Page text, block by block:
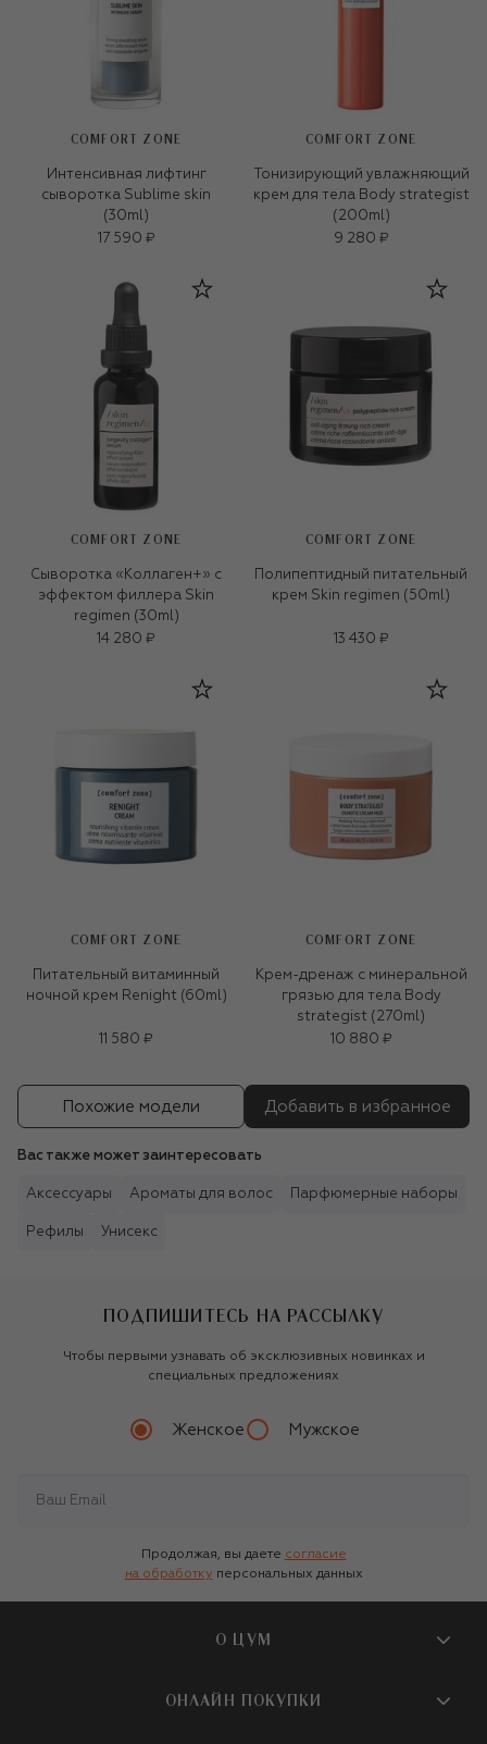
COMFORT ZONE
Интенсивная лифтинг
сыворотка Sublime skin
(30ml)
17 590 ₽
COMFORT ZONE
Тонизирующий увлажняющий
крем для тела Body strategist
(200ml)
9 280 ₽
COMFORT ZONE
Сыворотка «Коллаген+» с
эффектом филлера Skin
regimen (30ml)
14 280 ₽
COMFORT ZONE
Полипептидный питательный
крем Skin regimen (50ml)
13 430 ₽
COMFORT ZONE
Питательный витаминный
ночной крем Renight (60ml)
11 580 ₽
COMFORT ZONE
Крем-дренаж с минеральной
грязью для тела Body
strategist (270ml)
10 880 ₽
Похожие модели Добавить в избранное
Вас также может заинтересовать
Аксессуары Ароматы для волос Парфюмерные наборы
Рефилы Унисекс
ПОДПИШИТЕСЬ НА РАССЫЛКУ
Чтобы первыми узнавать об эксклюзивных новинках и
специальных предложениях
Женское Мужское
Продолжая, вы даете согласие
на обработку персональных данных
О ЦУМ
О магазине
ОНЛАЙН ПОКУПКИ